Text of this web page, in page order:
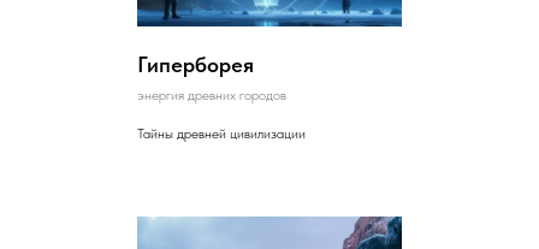
Гиперборея
энергия древних городов
Тайны древней цивилизации